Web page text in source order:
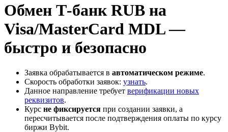
Обмен Т-банк RUB на
Visa/MasterCard MDL —
быстро и безопасно
Заявка обрабатывается в автоматическом режиме.
Скорость обработки заявок: узнать.
Данное направление требует верификации новых
реквизитов.
Курс не фиксируется при создании заявки, а
пересчитывается после подтверждения оплаты по курсу
биржи Bybit.